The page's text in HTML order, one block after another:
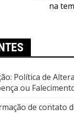
na
Política de
ou
de contato